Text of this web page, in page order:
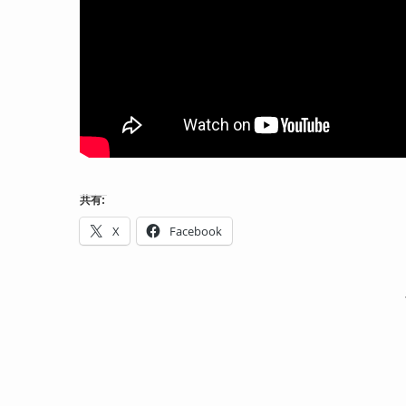
共有:
X Facebook